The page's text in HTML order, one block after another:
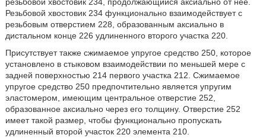
Резьбовой хвостовик 234 функционально взаимодействует с
резьбовым отверстием 228, образованным аксиально в
дистальном конце 226 удлиненного второго участка 220.
Присутствует также сжимаемое упругое средство 250, которое
установлено в стыковом взаимодействии по меньшей мере с
задней поверхностью 214 первого участка 212. Сжимаемое
упругое средство 250 предпочтительно является упругим
эластомером, имеющим центральное отверстие 252,
образованное аксиально через его толщину. Отверстие 252
имеет такой размер, чтобы функционально пропускать
удлиненный второй участок 220 элемента 210.